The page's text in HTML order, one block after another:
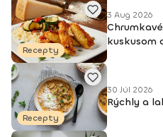
Recepty
3 Aug 2026
kuskusom
Recepty
30 Júl 2026
Rýchly a